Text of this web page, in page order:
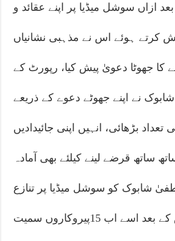
ازاں سوشل میڈیا پر اپنے عقائد و
کرتے ہوئے اس نے مذہبی نشانیاں
کا جھوٹا دعویٰ پیش کیا، رپورٹ کے
نے اپنے جھوٹے دعوے کے ذریعے
تعداد بڑھائی، انہیں اپنی جائیدادیں
ساتھ قرضے لینے کیلئے بھی آمادہ
مصطفیٰ شابوک کو سوشل میڈیا پر تنازع
کا سامنا تھا جس کے بعد اسے اب 15پیروکاروں سمیت